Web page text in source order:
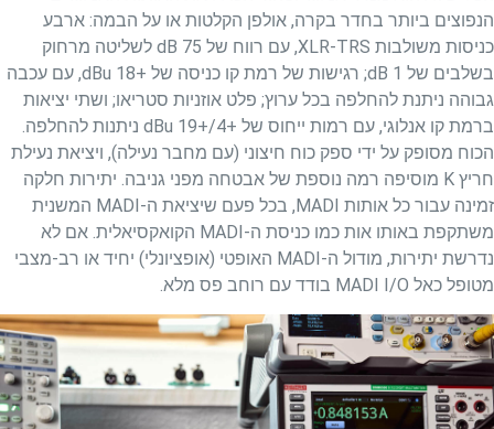
הנפוצים ביותר בחדר בקרה, אולפן הקלטות או על הבמה: ארבע
כניסות משולבות XLR-TRS, עם רווח של 75 dB לשליטה מרחוק
בשלבים של 1 dB; רגישות של רמת קו כניסה של +18 dBu, עם עכבה
גבוהה ניתנת להחלפה בכל ערוץ; פלט אוזניות סטריאו; ושתי יציאות
ברמת קו אנלוגי, עם רמות ייחוס של +4/+19 dBu ניתנות להחלפה.
הכוח מסופק על ידי ספק כוח חיצוני (עם מחבר נעילה), ויציאת נעילת
חריץ K מוסיפה רמה נוספת של אבטחה מפני גניבה. יתירות חלקה
זמינה עבור כל אותות MADI, בכל פעם שיציאת ה-MADI המשנית
משתקפת באותו אות כמו כניסת ה-MADI הקואקסיאלית. אם לא
נדרשת יתירות, מודול ה-MADI האופטי (אופציונלי) יחיד או רב-מצבי
מטופל כאל MADI I/O בודד עם רוחב פס מלא.